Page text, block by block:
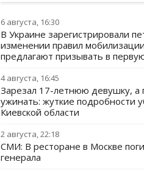
6 августа, 16:30
В Украине зарегистрировали
изменении правил
предлагают призывать в
4 августа, 16:45
Зарезал 17-летнюю девушку, а
ужинать: жуткие подробности
Киевской области
2 августа, 22:18
СМИ: В ресторане в Москве
генерала